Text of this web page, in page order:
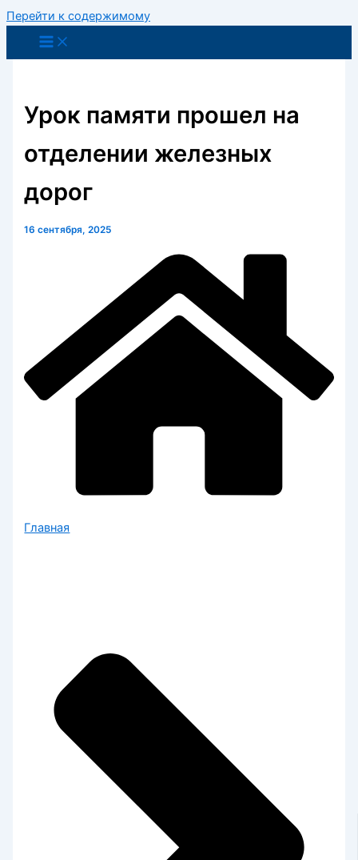
Перейти к содержимому
Урок памяти прошел на
отделении железных
дорог
16 сентября, 2025
Главная